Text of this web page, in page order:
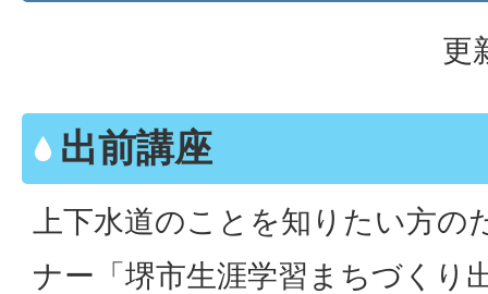
更
出前講座
上下水道のことを知りたい方
ナー「堺市生涯学習まちづくり